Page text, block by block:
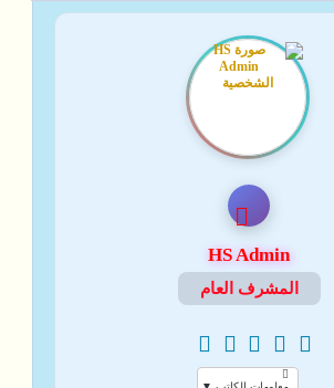
HS Admin
المشرف العام